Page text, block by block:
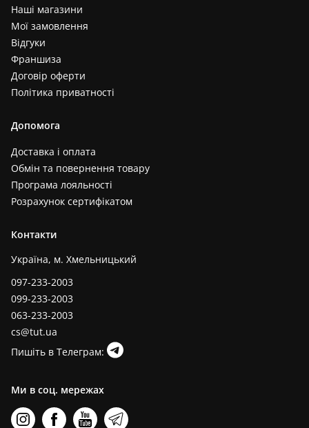
Наші магазини
Мої замовлення
Відгуки
Франшиза
Договір оферти
Політика приватності
Допомога
Доставка і оплата
Обмін та повернення товару
Програма лояльності
Розрахунок сертифікатом
Контакти
Україна, м. Хмельницький
097-233-2003
099-233-2003
063-233-2003
cs@tut.ua
Пишіть в Телеграм:
Ми в соц. мережах